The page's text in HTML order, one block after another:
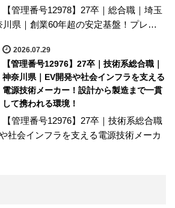
【管理番号12978】27卒｜総合職｜埼玉
川県｜創業60年超の安定基盤！プレ…
2026.07.29
【管理番号12976】27卒｜技術系総合職｜
神奈川県｜EV開発や社会インフラを支える
電源技術メーカー！設計から製造まで一貫
して携われる環境！
【管理番号12976】27卒｜技術系総合職
社会インフラを支える電源技術メーカ